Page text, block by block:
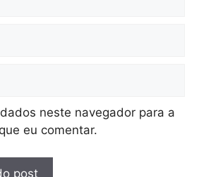
neste navegador para a
eu comentar.